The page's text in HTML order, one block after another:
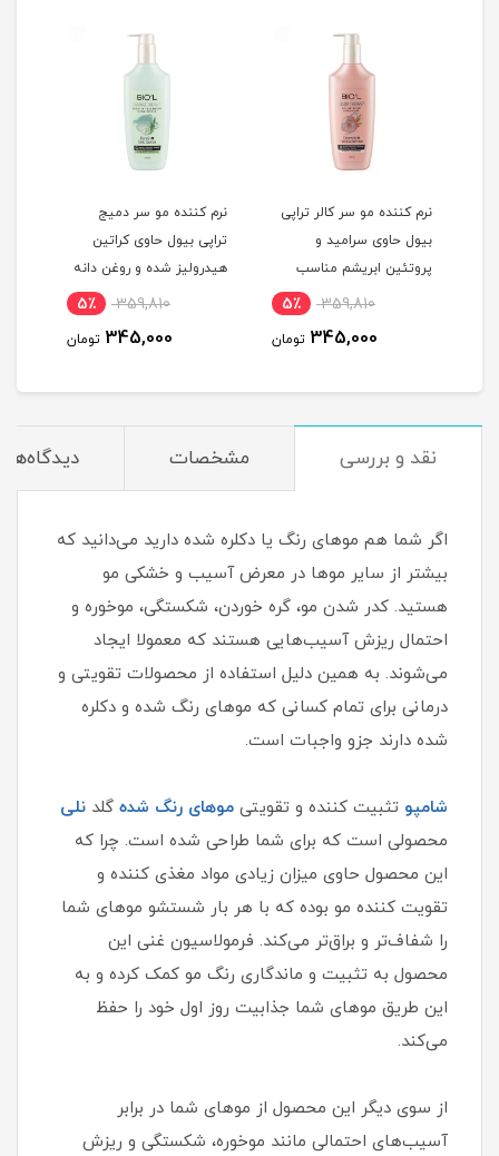
نرم کننده مو سر کالر تراپی
بیول حاوی سرامید و
پروتئین ابریشم مناسب
موهای رنگ و دکلره شده
359,810 5٪
345,000 تومان
نرم کننده مو سر دمیج
تراپی بیول حاوی کراتین
هیدرولیز شده و روغن دانه
کینوا مناسب موهای خشک
بدون سولفات حجم 300
359,810 5٪
345,000 تومان
نقد و بررسی مشخصات دیدگاه‌ها
اگر شما هم موهای رنگ یا دکلره شده دارید می‌دانید که
بیشتر از سایر موها در معرض آسیب و خشکی مو
هستید. کدر شدن مو، گره خوردن، شکستگی، موخوره و
احتمال ریزش آسیب‌هایی هستند که معمولا ایجاد
می‌شوند. به همین دلیل استفاده از محصولات تقویتی و
درمانی برای تمام کسانی که موهای رنگ شده و دکلره
شده دارند جزو واجبات است.
شامپو تثبیت کننده و تقویتی موهای رنگ شده گلد نلی
محصولی است که برای شما طراحی شده است. چرا که
این محصول حاوی میزان زیادی مواد مغذی کننده و
تقویت کننده مو بوده که با هر بار شستشو موهای شما
را شفاف‌تر و براق‌تر می‌کند. فرمولاسیون غنی این
محصول به تثبیت و ماندگاری رنگ مو کمک کرده و به
این طریق موهای شما جذابیت روز اول خود را حفظ
می‌کند.
از سوی دیگر این محصول از موهای شما در برابر
آسیب‌های احتمالی مانند موخوره، شکستگی و ریزش